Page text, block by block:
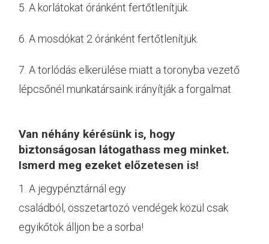
5. A korlátokat óránként fertőtlenítjük.
6. A mosdókat 2 óránként fertőtlenítjük.
7. A torlódás elkerülése miatt a toronyba vezető
lépcsőnél munkatársaink irányítják a forgalmat.
Van néhány kérésünk is, hogy
biztonságosan látogathass meg minket.
Ismerd meg ezeket előzetesen is!
1. A jegypénztárnál egy
családból, összetartozó vendégek közül csak
egyikőtök álljon be a sorba!